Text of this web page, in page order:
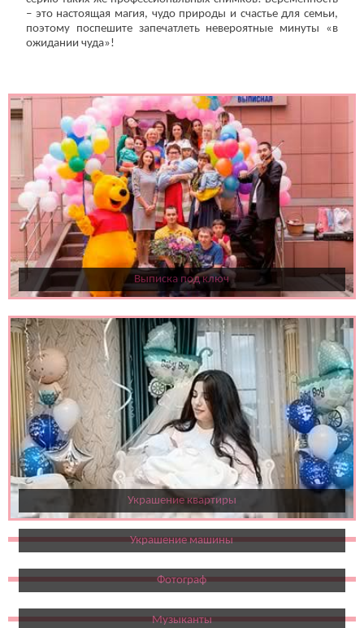
– это настоящая магия, чудо природы и счастье для семьи,
поэтому поспешите запечатлеть невероятные минуты «в
ожидании чуда»!
Выписка под ключ
Украшение квартиры
Украшение машины
Фотограф
Музыканты